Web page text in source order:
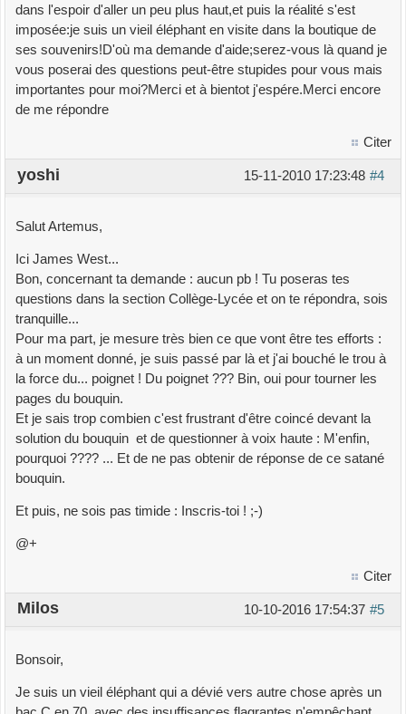
dans l'espoir d'aller un peu plus haut,et puis la réalité s'est
imposée:je suis un vieil éléphant en visite dans la boutique de
ses souvenirs!D'où ma demande d'aide;serez-vous là quand je
vous poserai des questions peut-être stupides pour vous mais
importantes pour moi?Merci et à bientot j'espére.Merci encore
de me répondre
Citer
#4
15-11-2010 17:23:48
yoshi
Salut Artemus,
Ici James West...
Bon, concernant ta demande : aucun pb ! Tu poseras tes
questions dans la section Collège-Lycée et on te répondra, sois
tranquille...
Pour ma part, je mesure très bien ce que vont être tes efforts :
à un moment donné, je suis passé par là et j'ai bouché le trou à
la force du... poignet ! Du poignet ??? Bin, oui pour tourner les
pages du bouquin.
Et je sais trop combien c'est frustrant d'être coincé devant la
solution du bouquin et de questionner à voix haute : M'enfin,
pourquoi ???? ... Et de ne pas obtenir de réponse de ce satané
bouquin.
Et puis, ne sois pas timide : Inscris-toi ! ;-)
@+
Citer
#5
10-10-2016 17:54:37
Milos
Bonsoir,
Je suis un vieil éléphant qui a dévié vers autre chose après un